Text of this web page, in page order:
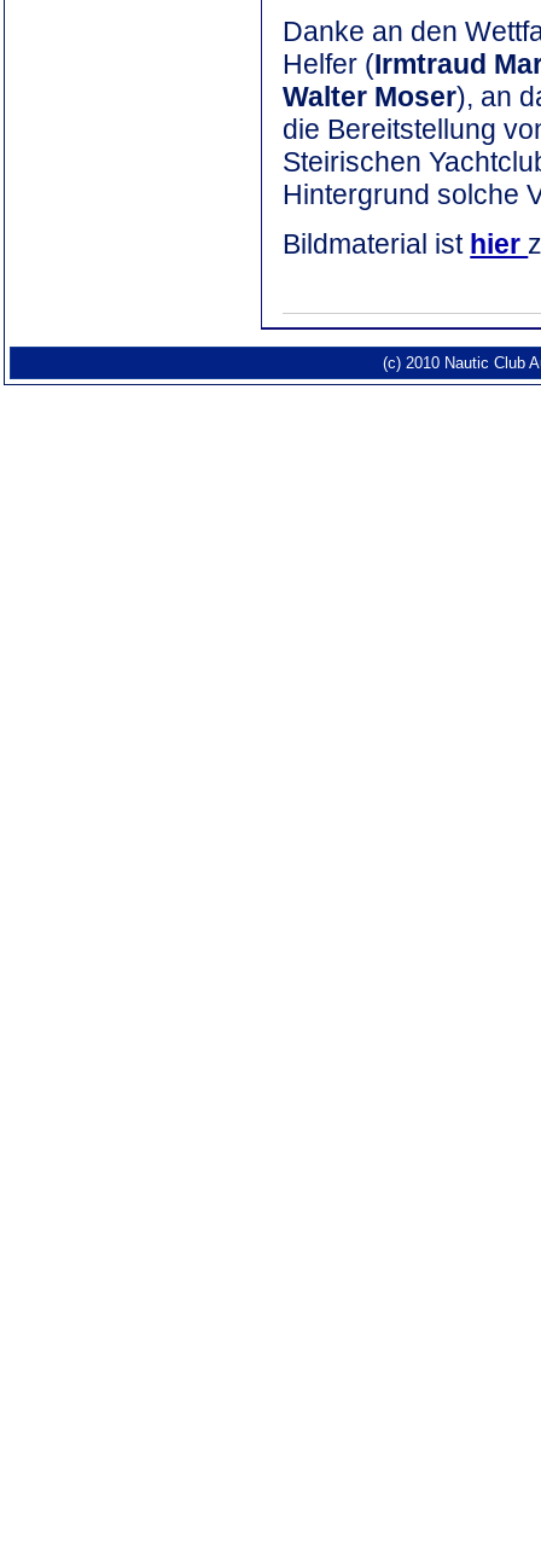
Danke an den
Helfer (Irmtraud
Walter Moser), an
die Bereitstellung
Steirischen
Hintergrund solche
Bildmaterial ist hier
(c) 2010 Nautic Club